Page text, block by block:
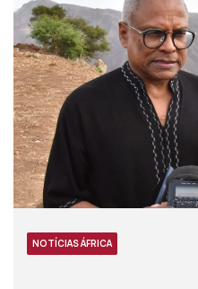
NOTÍCIAS ÁFRICA